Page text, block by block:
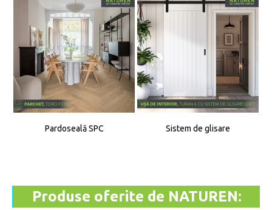
Pardoseală SPC Sistem de glisare
Produse oferite de NATUREN: